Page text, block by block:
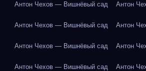
Антон Чехов — Вишнёвый сад Антон
Антон Чехов — Вишнёвый сад Антон
Антон Чехов — Вишнёвый сад Антон
Антон Чехов — Вишнёвый сад Антон